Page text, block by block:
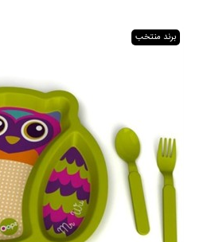
برند منتخب